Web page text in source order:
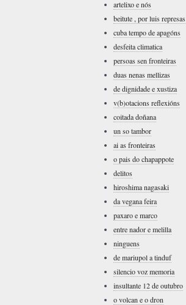
artelixo e nós
beitute , por luis represas
cuba tempo de apagóns
desfeita climatica
persoas sen fronteiras
duas nenas mellizas
de dignidade e xustiza
v(b)otacions reflexións
coitada doñana
un so tambor
ai as fronteiras
o pais do chapappote
delitos
hiroshima nagasaki
da vegana feira
paxaro e marco
entre nador e melilla
ninguens
de mariupol a tinduf
silencio voz memoria
insultante 12 de outubro
o volcan e o dron